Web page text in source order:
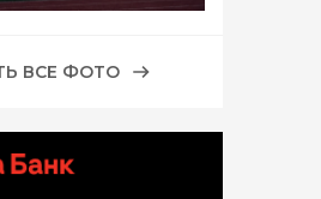
ВСЕ ФОТО